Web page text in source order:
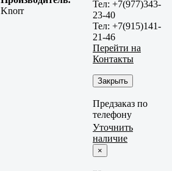
Knorr
Тел: +7(977)343-
23-40
Тел: +7(915)141-
21-46
Перейти на
Контакты
Закрыть
Предзаказ по
телефону
Уточнить
наличие
×